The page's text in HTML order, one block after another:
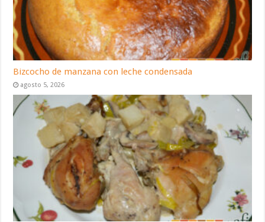
Bizcocho de manzana con leche condensada
agosto 5, 2026